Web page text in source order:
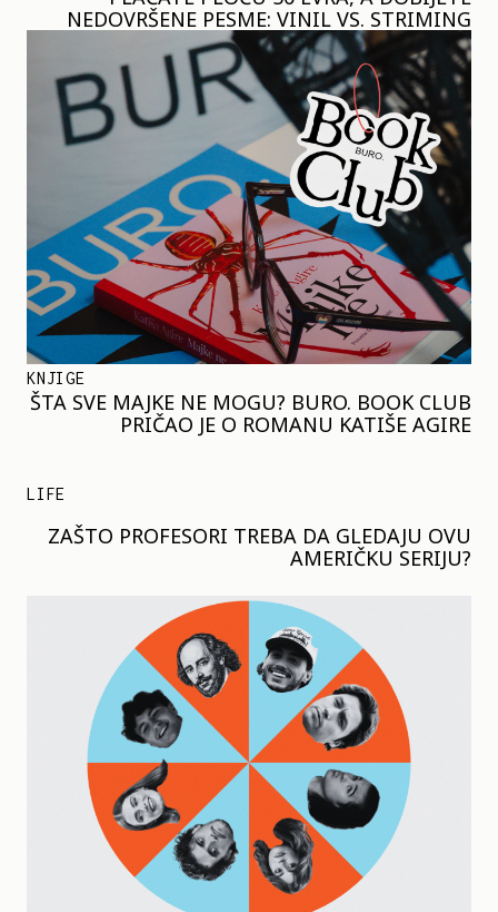
NEDOVRŠENE PESME: VINIL VS. STRIMING
KNJIGE
ŠTA SVE MAJKE NE MOGU? BURO. BOOK CLUB
PRIČAO JE O ROMANU KATIŠE AGIRE
LIFE
ZAŠTO PROFESORI TREBA DA GLEDAJU OVU
AMERIČKU SERIJU?